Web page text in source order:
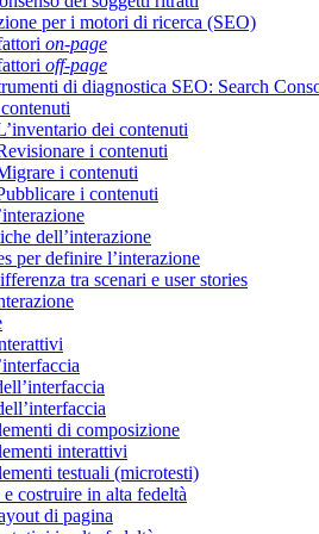
per i motori di ricerca (SEO)
on-page
off-page
di diagnostica SEO: Search
dei contenuti
i contenuti
i contenuti
i contenuti
dell’interazione
per definire l’interazione
tra scenari e user stories
di composizione
interattivi
testuali (microtesti)
costruire in alta fedeltà
di pagina